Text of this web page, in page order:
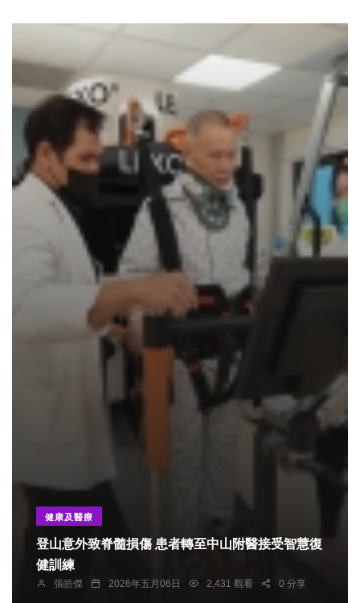
健康及醫療
登山意外致脊髓損傷 患者轉至中山附醫接受智慧復
健訓練
張皓傑 2026年五月06日 2,431 觀看 0 分享